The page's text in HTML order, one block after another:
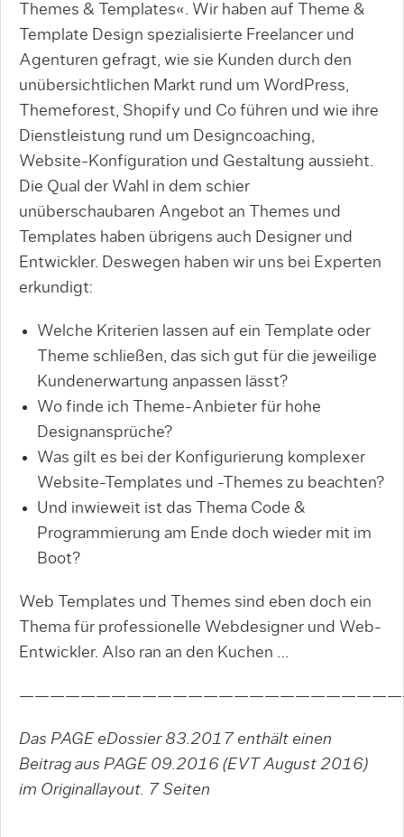
Themes & Templates«. Wir haben auf Theme &
Template Design spezialisierte Freelancer und
Agenturen gefragt, wie sie Kunden durch den
unübersichtlichen Markt rund um WordPress,
Themeforest, Shopify und Co führen und wie ihre
Dienstleistung rund um Designcoaching,
Website-Konfiguration und Gestaltung aussieht.
Die Qual der Wahl in dem schier
unüberschaubaren Angebot an Themes und
Templates haben übrigens auch Designer und
Entwickler. Deswegen haben wir uns bei Experten
erkundigt:
Welche Kriterien lassen auf ein Template oder
Theme schließen, das sich gut für die jeweilige
Kundenerwartung anpassen lässt?
Wo finde ich Theme-Anbieter für hohe
Designansprüche?
Was gilt es bei der Konfigurierung komplexer
Website-Templates und -Themes zu beachten?
Und inwieweit ist das Thema Code &
Programmierung am Ende doch wieder mit im
Boot?
Web Templates und Themes sind eben doch ein
Thema für professionelle Webdesigner und Web-
Entwickler. Also ran an den Kuchen …
Das PAGE eDossier 83.2017 enthält einen
Beitrag aus PAGE 09.2016 (EVT August 2016)
im Originallayout. 7 Seiten